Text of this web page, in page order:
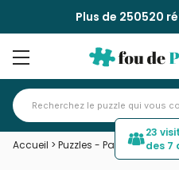
Plus de 250520
Accueil > Puzzles - Pays : Italie>
23
des 7